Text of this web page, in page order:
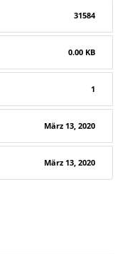
31584
0.00 KB
1
März 13, 2020
März 13, 2020